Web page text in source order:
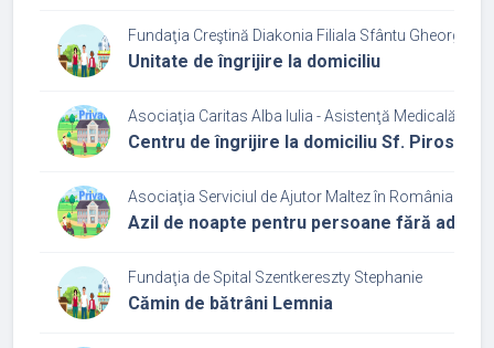
Fundaţia Creştină Diakonia Filiala Sfântu Gheorghe
Unitate de îngrijire la domiciliu
Asociaţia Caritas Alba Iulia - Asistenţă Medicală şi
Centru de îngrijire la domiciliu Sf. Piroska
Asociaţia Serviciul de Ajutor Maltez în România
Azil de noapte pentru persoane fără
Fundaţia de Spital Szentkereszty Stephanie
Cămin de bătrâni Lemnia